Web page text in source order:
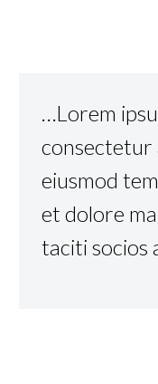
…Lorem
consectetur
eiusmod
et dolore
taciti socios